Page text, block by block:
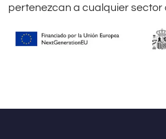
pertenezcan a cualquier sector